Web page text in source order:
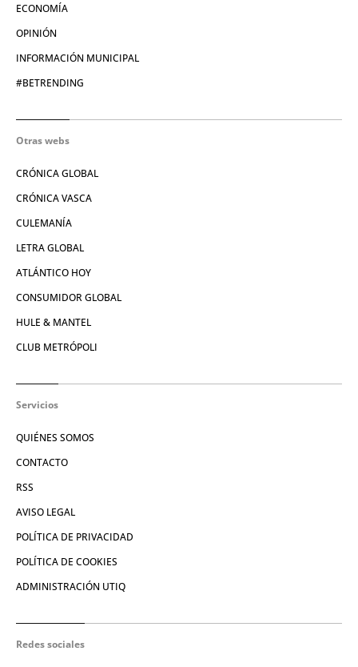
ECONOMÍA
OPINIÓN
INFORMACIÓN MUNICIPAL
#BETRENDING
Otras webs
CRÓNICA GLOBAL
CRÓNICA VASCA
CULEMANÍA
LETRA GLOBAL
ATLÁNTICO HOY
CONSUMIDOR GLOBAL
HULE & MANTEL
CLUB METRÓPOLI
Servicios
QUIÉNES SOMOS
CONTACTO
RSS
AVISO LEGAL
POLÍTICA DE PRIVACIDAD
POLÍTICA DE COOKIES
ADMINISTRACIÓN UTIQ
Redes sociales